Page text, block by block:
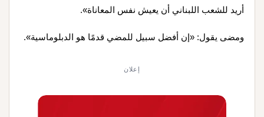
أريد للشعب اللبناني أن يعيش نفس المعاناة».
ومضى يقول: «إن أفضل سبيل للمضي قدمًا هو الدبلوماسية».
إعلان